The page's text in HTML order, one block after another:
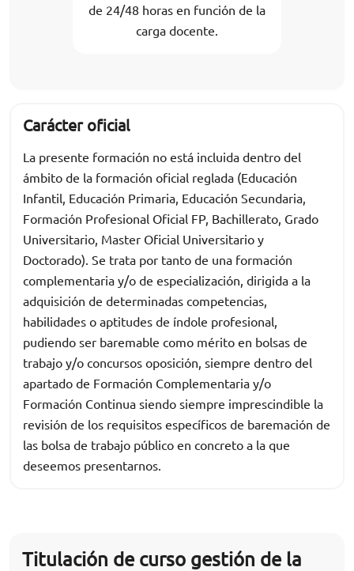
de 24/48 horas en función de la
carga docente.
Carácter oficial
La presente formación no está incluida dentro del
ámbito de la formación oficial reglada (Educación
Infantil, Educación Primaria, Educación Secundaria,
Formación Profesional Oficial FP, Bachillerato, Grado
Universitario, Master Oficial Universitario y
Doctorado). Se trata por tanto de una formación
complementaria y/o de especialización, dirigida a la
adquisición de determinadas competencias,
habilidades o aptitudes de índole profesional,
pudiendo ser baremable como mérito en bolsas de
trabajo y/o concursos oposición, siempre dentro del
apartado de Formación Complementaria y/o
Formación Continua siendo siempre imprescindible la
revisión de los requisitos específicos de baremación de
las bolsa de trabajo público en concreto a la que
deseemos presentarnos.
Titulación de curso gestión de la